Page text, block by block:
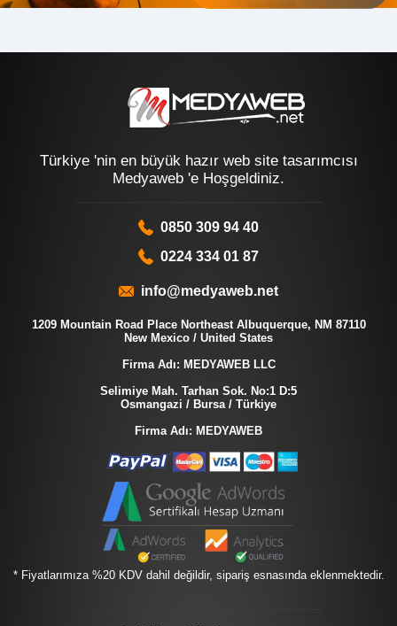
Türkiye 'nin en büyük hazır web site tasarımcısı
Medyaweb 'e Hoşgeldiniz.
0850 309 94 40
0224 334 01 87
info@medyaweb.net
1209 Mountain Road Place Northeast Albuquerque, NM 87110
New Mexico / United States
Firma Adı: MEDYAWEB LLC
Selimiye Mah. Tarhan Sok. No:1 D:5
Osmangazi / Bursa / Türkiye
Firma Adı: MEDYAWEB
* Fiyatlarımıza %20 KDV dahil değildir, sipariş esnasında eklenmektedir.